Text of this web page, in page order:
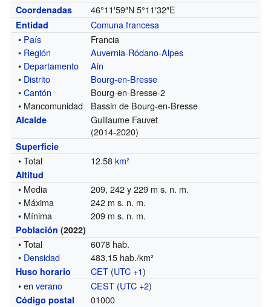
Coordenadas 46°11′59″N 5°11′32″E
Entidad
Comuna francesa
• País
Francia
• Región
Auvernia-Ródano-Alpes
• Departamento
Ain
• Distrito
Bourg-en-Bresse
•Cantón
Bourg-en-Bresse-2
• Mancomunidad
Bassin de Bourg-en-Bresse
Alcalde
Guillaume Fauvet
(2014-2020)
Superficie
• Total 12.58km²
Altitud
• Media
209, 242 y 229 m s. n. m.
• Máxima
242 m s. n. m.
• Mínima
209 m s. n. m.
Población (2022)
• Total
6078 hab.
• Densidad 483,15 hab./km²
Huso horario CET (UTC +1)
• enverano CEST (UTC +2)
Código postal 01000